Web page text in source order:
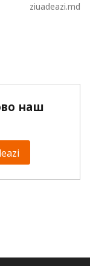
ziuadeazi.md
наш